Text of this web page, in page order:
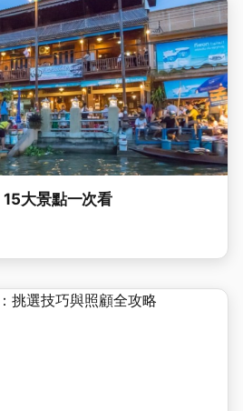
大景點一次看